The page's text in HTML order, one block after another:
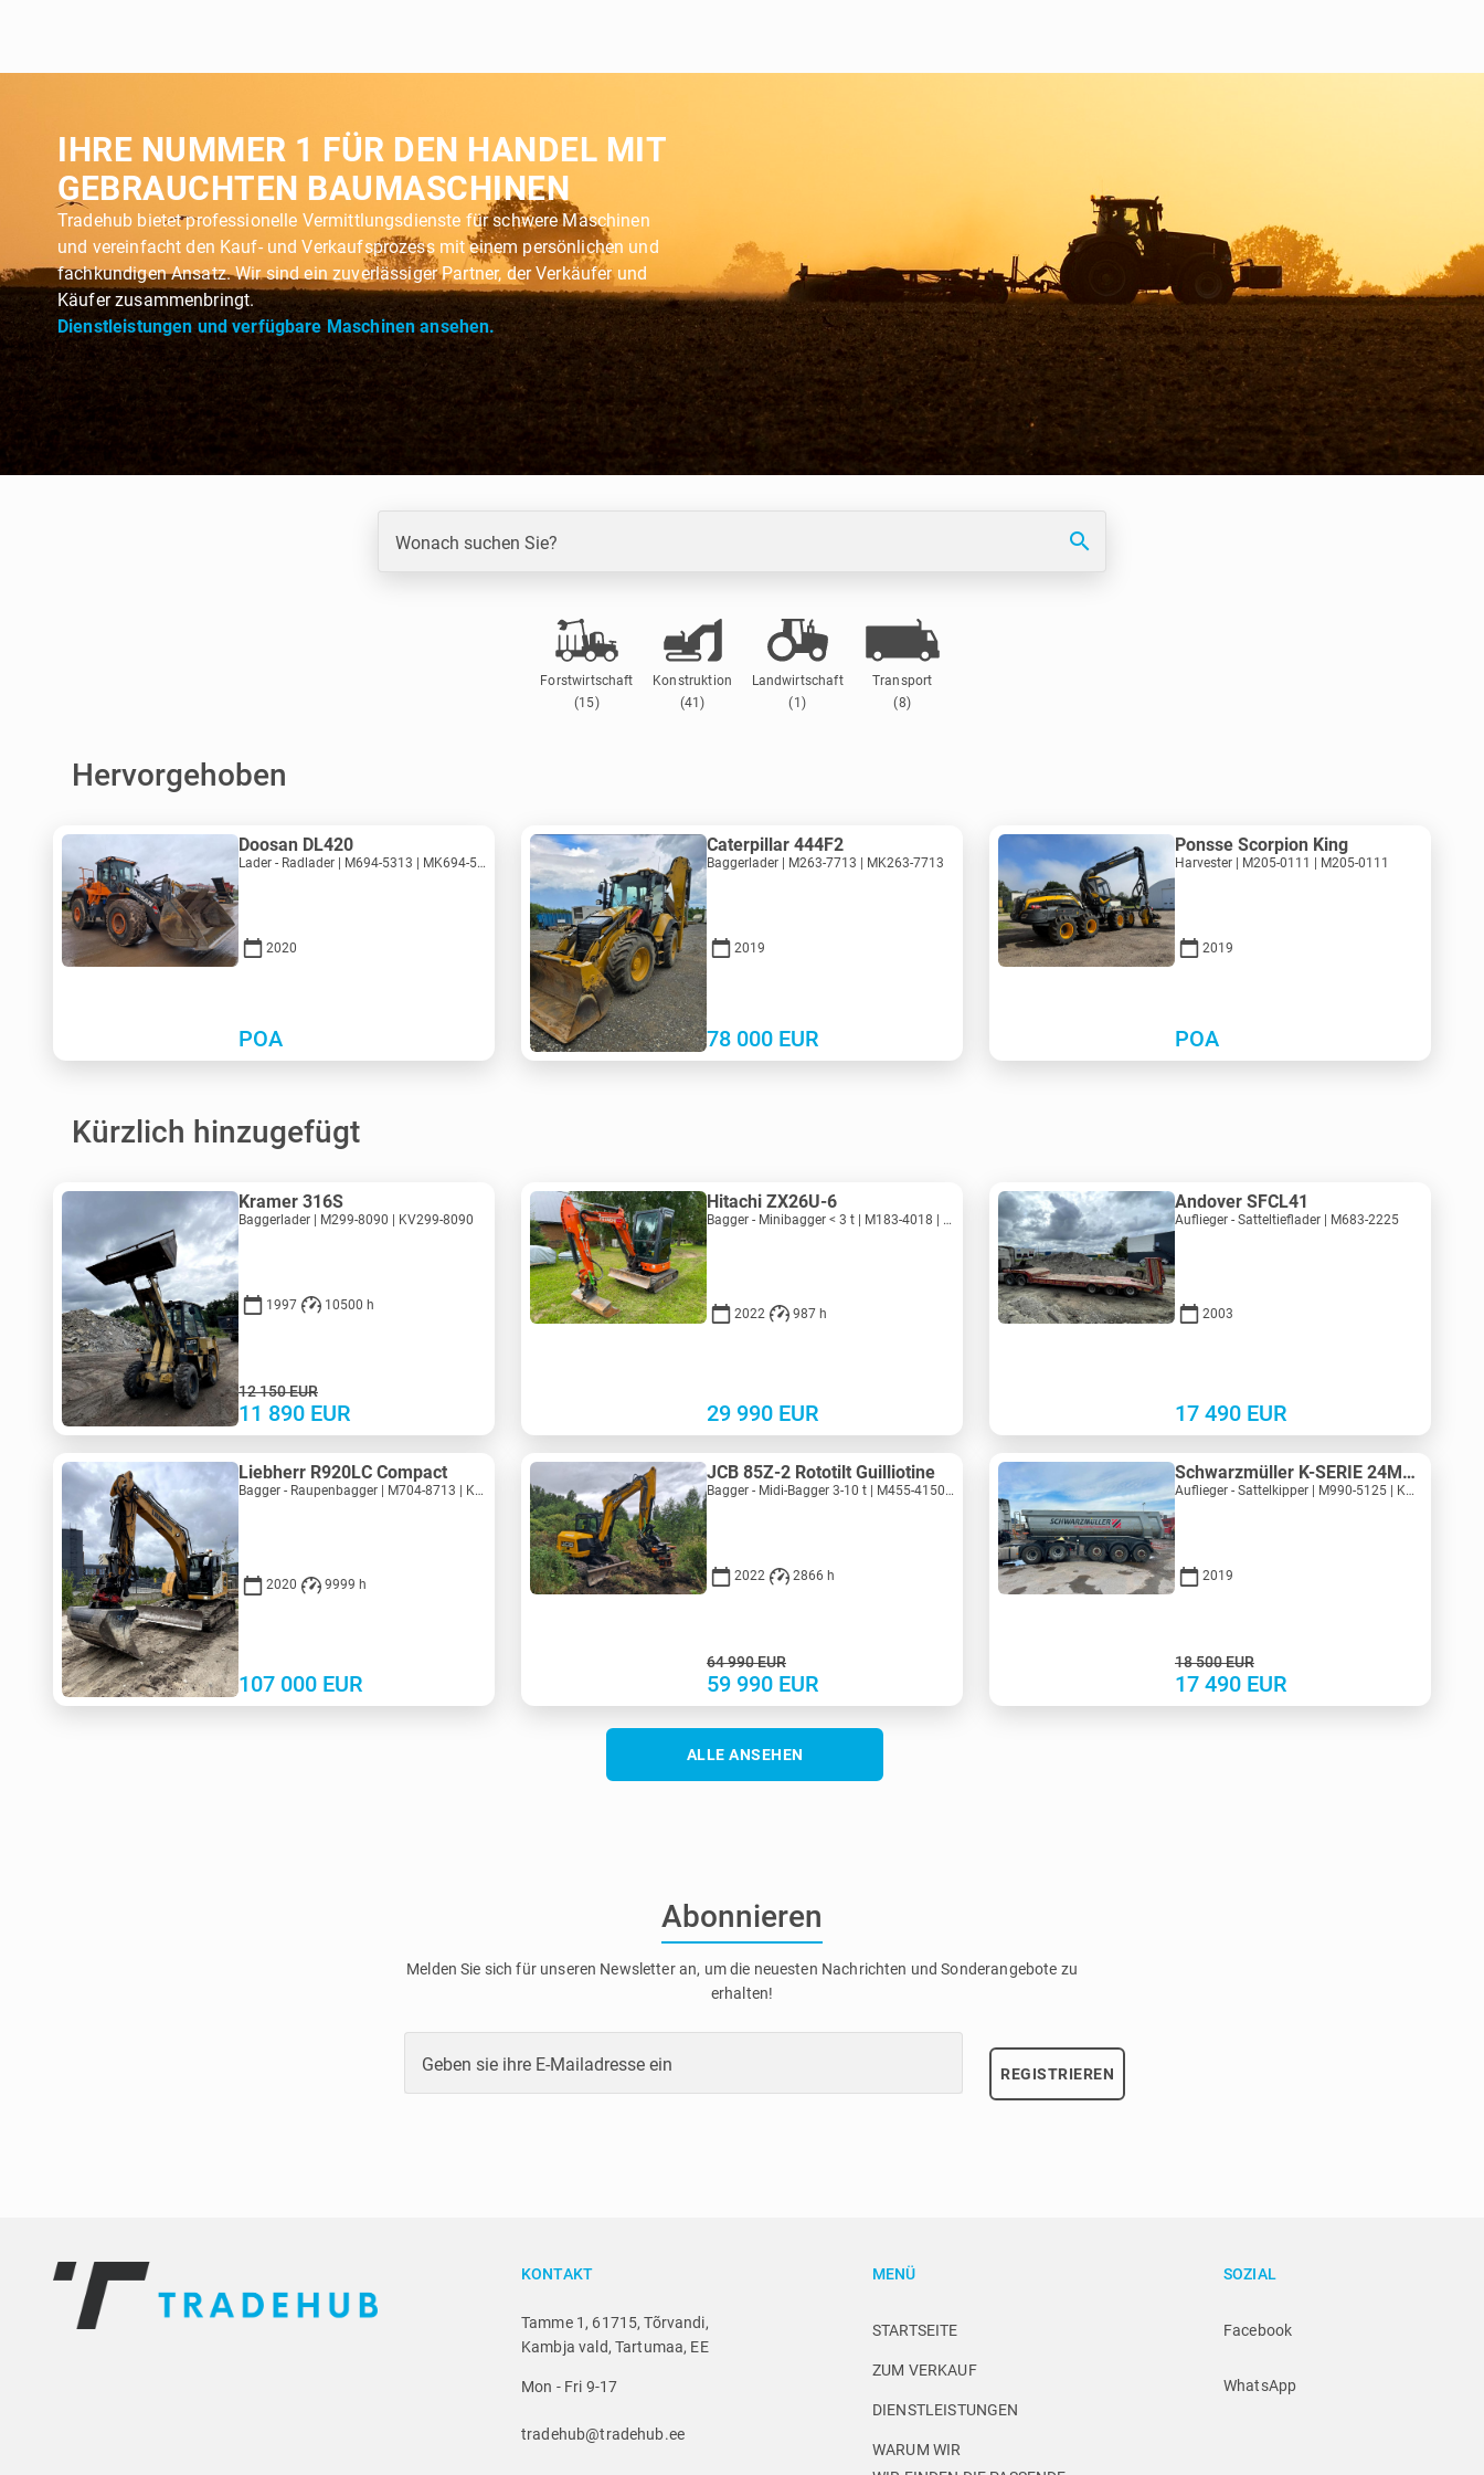
IHRE NUMMER 1 FÜR DEN HANDEL MIT
GEBRAUCHTEN BAUMASCHINEN
Tradehub bietet professionelle Vermittlungsdienste für schwere Maschinen
und vereinfacht den Kauf- und Verkaufsprozess mit einem persönlichen und
fachkundigen Ansatz. Wir sind ein zuverlässiger Partner, der Verkäufer und
Käufer zusammenbringt.
Dienstleistungen und verfügbare Maschinen ansehen.
Wonach suchen Sie? search
Forstwirtschaft
(15)
Konstruktion
(41)
Landwirtschaft
(1)
Transport
(8)
Hervorgehoben
Doosan DL420
Lader - Radlader | M694-5313 | MK694-5313
2020
POA
Caterpillar 444F2
Baggerlader | M263-7713 | MK263-7713
2019
78 000 EUR
Ponsse Scorpion King
Harvester | M205-0111 | M205-0111
2019
POA
Kürzlich hinzugefügt
Kramer 316S
Baggerlader | M299-8090 | KV299-8090
1997 10500 h
12 150EUR
11 890 EUR
Hitachi ZX26U-6
Bagger - Minibagger < 3 t | M183-4018 | KV183-4018
2022 987 h
29 990 EUR
Andover SFCL41
Auflieger - Satteltieflader | M683-2225
2003
17 490 EUR
Liebherr R920LC Compact
Bagger - Raupenbagger | M704-8713 | KV704-8713
2020 9999 h
107 000 EUR
JCB 85Z-2 Rototilt Guilliotine
Bagger - Midi-Bagger 3-10 t | M455-4150 | MK455-4150
2022 2866 h
64 990EUR
59 990 EUR
Schwarzmüller K-SERIE 24M3 Extra Strong
Auflieger - Sattelkipper | M990-5125 | KV990-5125
2019
18 500EUR
17 490 EUR
ALLE ANSEHEN
Abonnieren
Melden Sie sich für unseren Newsletter an, um die neuesten Nachrichten und Sonderangebote zu
erhalten!
Geben sie ihre E-Mailadresse ein REGISTRIEREN
KONTAKT
Tamme 1, 61715, Tõrvandi,
Kambja vald, Tartumaa, EE
Mon - Fri 9-17
tradehub@tradehub.ee
MENÜ
STARTSEITE
ZUM VERKAUF
DIENSTLEISTUNGEN
WARUM WIR
SOZIAL
Facebook
WhatsApp